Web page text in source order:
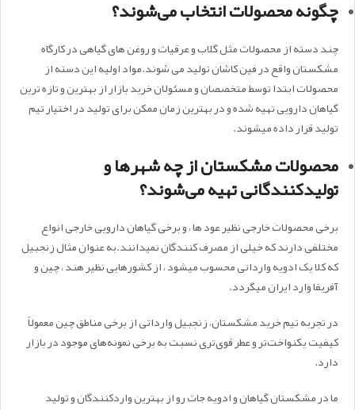
چگونه محصولات انتخاب می‌شوند؟
چند دسته از محصولات مثل گلاب و عرقیات و روغن های گیاهی در کارگاه
مشکستان واقع در فین کاشان تولید می شوند.مواد اولیه این دسته از
محصولات ابتدا توسط متخصصان و مسئولان خرید بازار از بهترین و تازه ترین
گیاهان دارویی تهیه شده و در بهترین زمان ممکن برای تولید در اختیار تیم
تولید قرار داده میشوند.
محصولات مشکستان از چه شهرها و
تولیدکنندگانی تهیه می‌شوند؟
برخی محصولات خارجی نظیر عود ها ، و برخی گیاهان دارویی خارجی انواع
مختلفی دارند که خیلی از مصرف کنندگان نمیدانند.به عنوان مثال زنجبیل
که کلا یک ادویه وارداتی محسوب میشود ، از کشورهایی نظیر هند ، چین و
آفریقا وارد ایران میگردد.
در تجربه تیم خرید مشکستان، زنجبیل وارداتی از برخی مناطق چین معمولاً
کیفیت یکنواخت‌تر و عطر قوی‌تری نسبت به برخی نمونه‌های موجود در بازار
دارد.
ما در مشکستان گیاهان و ادویه جات رو از بهترین واردکنندگان و تولید